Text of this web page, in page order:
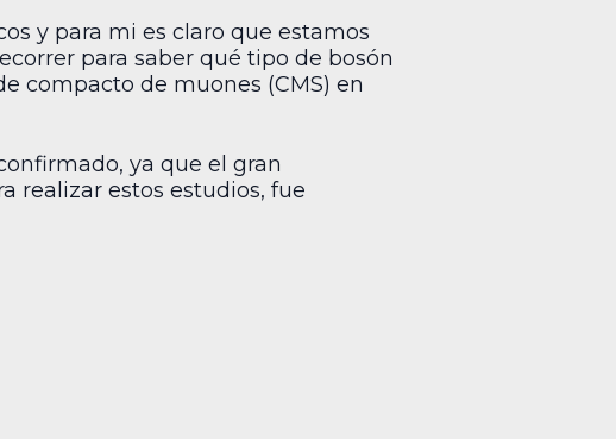
y para mi es claro que estamos
para saber qué tipo de bosón
compacto de muones (CMS) en
ya que el gran
realizar estos estudios, fue